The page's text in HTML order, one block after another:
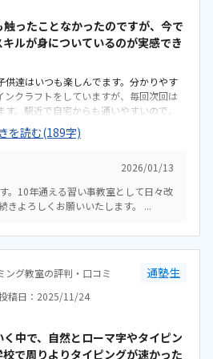
ったことなかったのですが、今で
ルが身についているのが実感でき
供達はいつも楽しんでます。分かりやす
ンクラフトをしていますが、毎回次回は
。駅近で自宅からも通いやすいので、
ます。雰囲気もよく、月に3回じゃ少ない
らい子供達は楽しんでいます。物価高な
を読む(189字)
2026/01/13
。10年通える習い事教室として日々改
きよろしくお願いいたします。 ...
ング教室の評判・口コミ 通塾生
稿日：2025/11/24
中で、自然とローマ字やタイピン
で周りよりタイピングが速かった